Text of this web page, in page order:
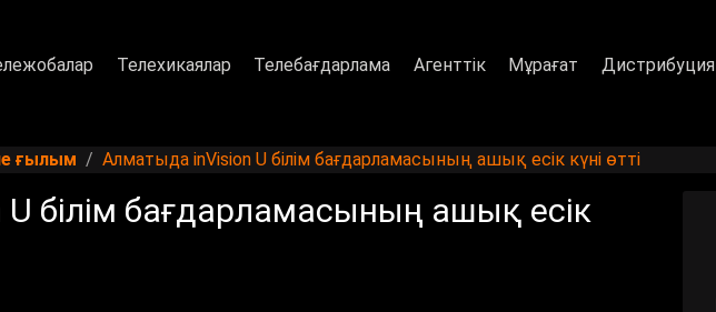
Телехикаялар Телебағдарлама Агенттік Мұрағат Дистрибуция
ғылым Алматыда inVision U білім бағдарламасының ашық есік күні өтті
білім бағдарламасының ашық есік